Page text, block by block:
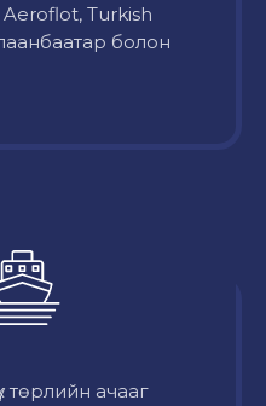
Aeroflot, Turkish
болон
төрлийн ачааг